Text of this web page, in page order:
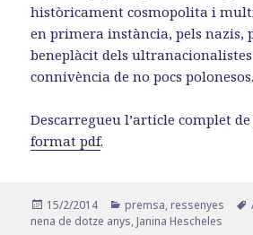
històricament cosmopolita i
en primera instància, pels nazis,
beneplàcit dels
connivència de no pocs
Descarregueu l’article complet
format pdf.
Publicat
el
15/2/2014 Categories
premsa, ressenyes
nena de dotze anys, Janina Hescheles